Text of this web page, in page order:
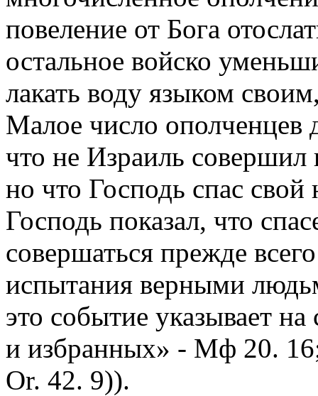
повеление от Бога
остальное войско
лакать воду языком
Малое число ополченцев
что не Израиль
но что Господь спас
Господь показал, что
совершаться прежде
испытания верными
это событие указывает
и избранных» - Мф 20.
Or. 42. 9)).